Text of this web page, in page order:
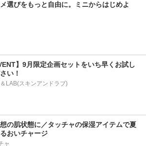
選びをもっと自由に。ミニからはじめよ
】9月限定企画セットをいち早くお試し
い！
LAB(スキンアンドラブ)
の肌状態に／タッチャの保湿アイテムで夏
おいチャージ
ャ